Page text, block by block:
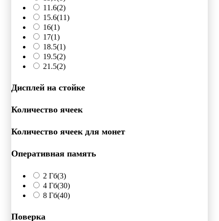
11.6(2)
15.6(11)
16(1)
17(1)
18.5(1)
19.5(2)
21.5(2)
Дисплей на стойке
Количество ячеек
Количество ячеек для монет
Оперативная память
2 Гб(3)
4 Гб(30)
8 Гб(40)
Поверка